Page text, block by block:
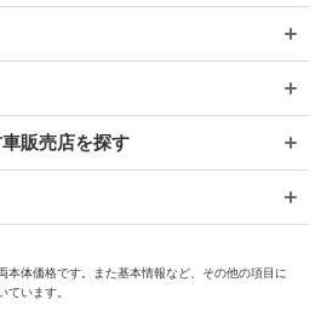
販売店を探す
本体価格です。また基本情報など、その他の項目に
ています。